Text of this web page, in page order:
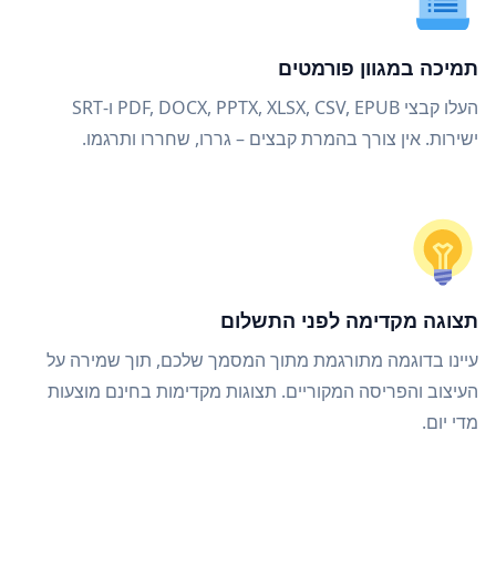
תמיכה במגוון פורמטים
העלו קבצי PDF, DOCX, PPTX, XLSX, CSV, EPUB ו-SRT
ישירות. אין צורך בהמרת קבצים – גררו, שחררו ותרגמו.
תצוגה מקדימה לפני התשלום
עיינו בדוגמה מתורגמת מתוך המסמך שלכם, תוך שמירה על
העיצוב והפריסה המקוריים. תצוגות מקדימות בחינם מוצעות
מדי יום.